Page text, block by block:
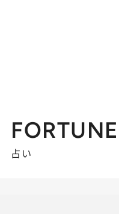
FORTUNE
占い